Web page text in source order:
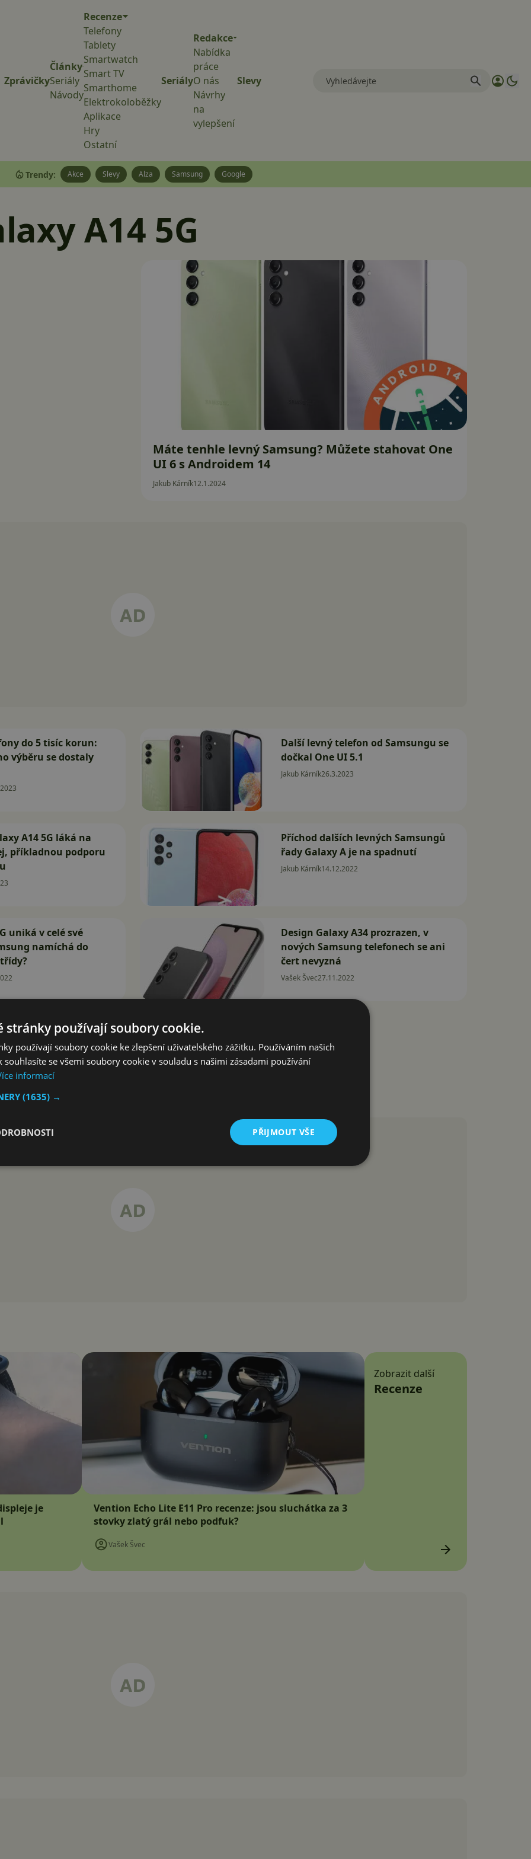
Zprávičky
Články
Seriály
Návody
Recenze
Telefony
Tablety
Smartwatch
Smart TV
Smarthome
Elektrokoloběžky
Aplikace
Hry
Ostatní
Seriály
Redakce
Nabídka
práce
O nás
Návrhy
na
vylepšení
Slevy
Trendy: Akce Slevy Alza Samsung Google
A14 5G
Máte tenhle levný Samsung? Můžete stahovat One
UI 6 s Androidem 14
Jakub Kárník12.1.2024
do 5 tisíc korun:
výběru se dostaly
Další levný telefon od Samsungu se
dočkal One UI 5.1
Jakub Kárník26.3.2023
A14 5G láká na
příkladnou podporu
Příchod dalších levných Samsungů
řady Galaxy A je na spadnutí
Jakub Kárník14.12.2022
uniká v celé své
namíchá do
Design Galaxy A34 prozrazen, v
nových Samsung telefonech se ani
čert nevyzná
Vašek Švec27.11.2022
bude překvapivě
se i na lepší
je
Vention Echo Lite E11 Pro recenze: jsou sluchátka za 3
stovky zlatý grál nebo podfuk?
Vašek Švec
Zobrazit další
Recenze
stránky používají soubory cookie.
používají soubory cookie ke zlepšení uživatelského zážitku. Používáním našich
souhlasíte se všemi soubory cookie v souladu s našimi zásadami používání
informací
(1635) →
PŘIJMOUT VŠE